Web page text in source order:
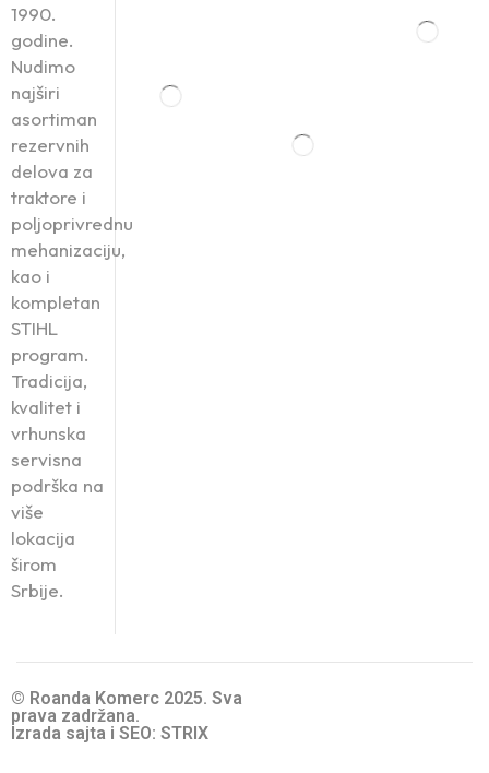
1990.
godine.
Nudimo
najširi
asortiman
rezervnih
delova za
traktore i
poljoprivrednu
mehanizaciju,
kao i
kompletan
STIHL
program.
Tradicija,
kvalitet i
vrhunska
servisna
podrška na
više
lokacija
širom
Srbije.
© Roanda Komerc 2025. Sva
prava zadržana.
Izrada sajta i SEO: STRIX